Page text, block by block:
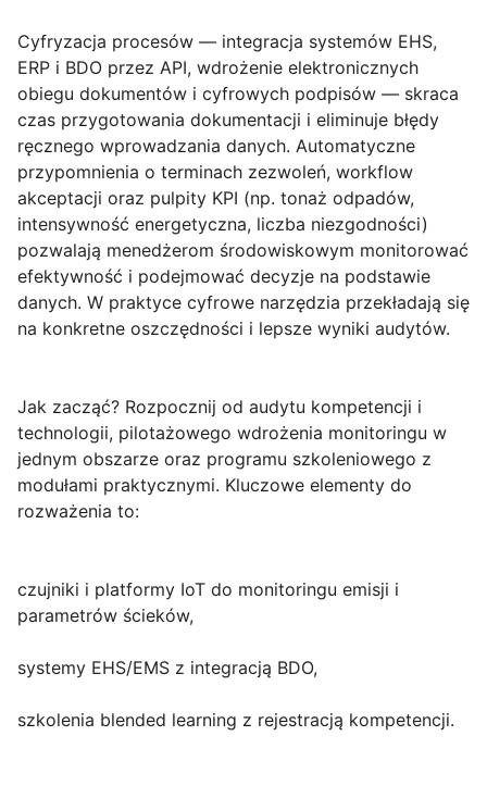
Cyfryzacja procesów — integracja systemów EHS,
ERP i BDO przez API, wdrożenie elektronicznych
obiegu dokumentów i cyfrowych podpisów — skraca
czas przygotowania dokumentacji i eliminuje błędy
ręcznego wprowadzania danych. Automatyczne
przypomnienia o terminach zezwoleń, workflow
akceptacji oraz pulpity KPI (np. tonaż odpadów,
intensywność energetyczna, liczba niezgodności)
pozwalają menedżerom środowiskowym monitorować
efektywność i podejmować decyzje na podstawie
danych. W praktyce cyfrowe narzędzia przekładają się
na konkretne oszczędności i lepsze wyniki audytów.
Jak zacząć? Rozpocznij od audytu kompetencji i
technologii, pilotażowego wdrożenia monitoringu w
jednym obszarze oraz programu szkoleniowego z
modułami praktycznymi. Kluczowe elementy do
rozważenia to:
czujniki i platformy IoT do monitoringu emisji i
parametrów ścieków,
systemy EHS/EMS z integracją BDO,
szkolenia blended learning z rejestracją kompetencji.